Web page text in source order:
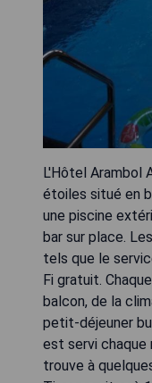
L'Hôtel Arambol
étoiles situé en
une piscine
bar sur place.
tels que le
Fi gratuit.
balcon, de la
petit-déjeuner
est servi chaque
trouve à